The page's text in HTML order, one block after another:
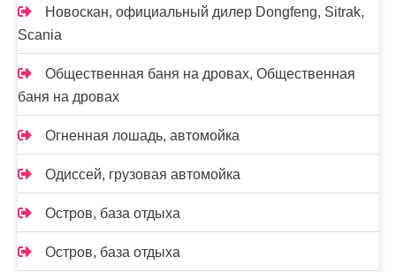
Новоcкан, официальный дилер Dongfeng, Sitrak,
Scania
Общественная баня на дровах, Общественная
баня на дровах
Огненная лошадь, автомойка
Одиссей, грузовая автомойка
Остров, база отдыха
Остров, база отдыха